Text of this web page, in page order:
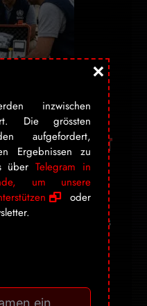
verwaltet
sich
— alles
Wenn die
Atombomben-
...
inzwischen
Die grössten
aufgefordert,
Ergebnissen zu
überTelegram in
um unsere
oder
×